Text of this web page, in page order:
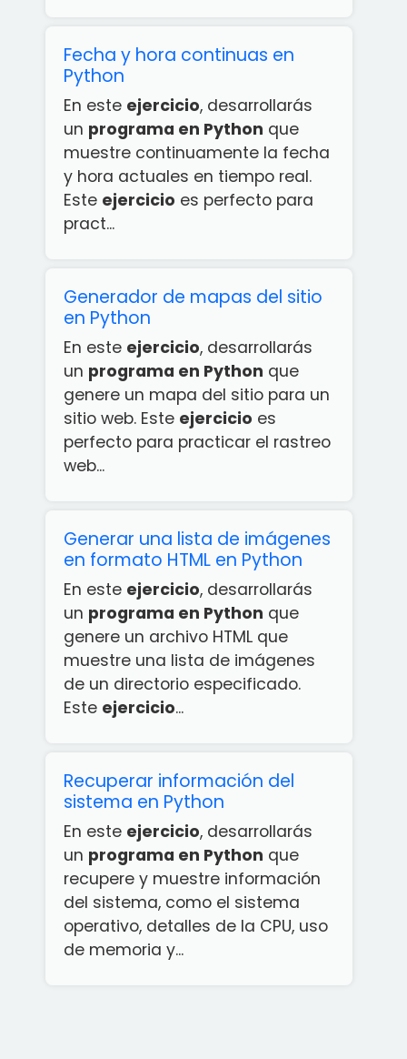
Fecha y hora continuas en
Python
En este ejercicio, desarrollarás
un programa en Python que
muestre continuamente la fecha
y hora actuales en tiempo real.
Este ejercicio es perfecto para
pract...
Generador de mapas del sitio
en Python
En este ejercicio, desarrollarás
un programa en Python que
genere un mapa del sitio para un
sitio web. Este ejercicio es
perfecto para practicar el rastreo
web...
Generar una lista de imágenes
en formato HTML en Python
En este ejercicio, desarrollarás
un programa en Python que
genere un archivo HTML que
muestre una lista de imágenes
de un directorio especificado.
Este ejercicio...
Recuperar información del
sistema en Python
En este ejercicio, desarrollarás
un programa en Python que
recupere y muestre información
del sistema, como el sistema
operativo, detalles de la CPU, uso
de memoria y...